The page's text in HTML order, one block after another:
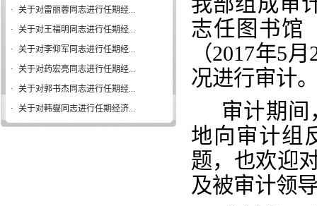
· 关于对雷丽蓉同志进行任期经...
· 关于对王福明同志进行任期经...
· 关于对李仰军同志进行任期经...
· 关于对药宏亮同志进行任期经...
· 关于对郭书杰同志进行任期经...
· 关于对韩燮同志进行任期经济...
志任图书馆
（2017年5
况进行审计
审计期
地向审计组
题，也欢迎
及被审计领